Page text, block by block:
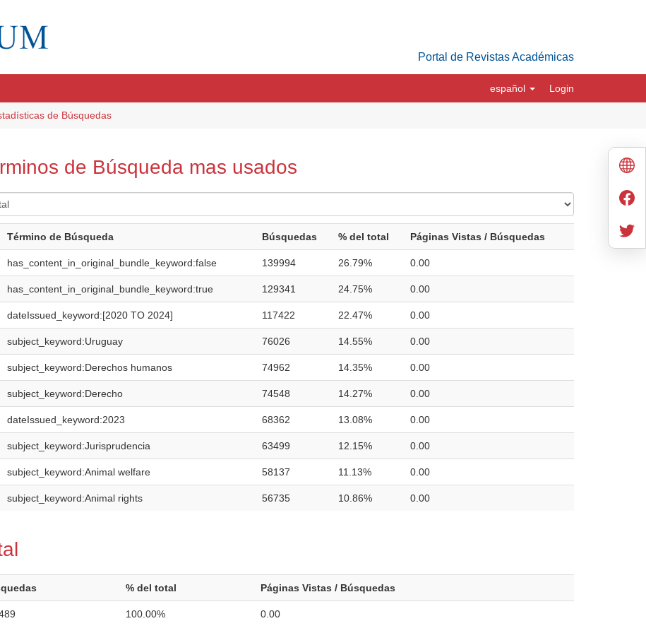
Portal de Revistas Académicas
español Login
de Búsquedas
de Búsqueda mas usados
Término de Búsqueda Búsquedas % del total Páginas Vistas / Búsquedas
has_content_in_original_bundle_keyword:false 139994 26.79% 0.00
has_content_in_original_bundle_keyword:true 129341 24.75% 0.00
dateIssued_keyword:[2020 TO 2024] 117422 22.47% 0.00
subject_keyword:Uruguay 76026 14.55% 0.00
subject_keyword:Derechos humanos 74962 14.35% 0.00
subject_keyword:Derecho 74548 14.27% 0.00
dateIssued_keyword:2023 68362 13.08% 0.00
subject_keyword:Jurisprudencia 63499 12.15% 0.00
subject_keyword:Animal welfare 58137 11.13% 0.00
subject_keyword:Animal rights 56735 10.86% 0.00
% del total Páginas Vistas / Búsquedas
100.00% 0.00